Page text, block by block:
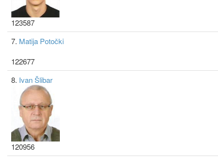
123587
7. Matija Potočki
122677
8. Ivan Šlibar
120956